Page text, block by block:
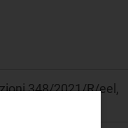
348/2021/R/eel,